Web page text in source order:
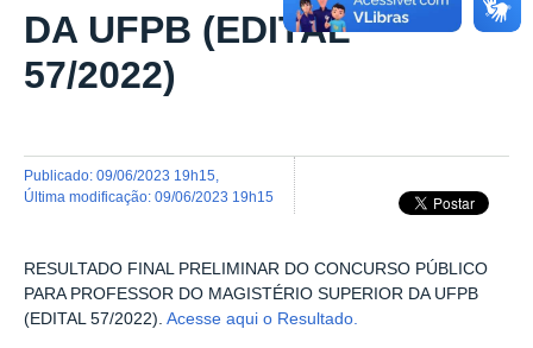
DA UFPB (EDITAL
57/2022)
publicado: 09/06/2023 19h15
última modificação: 09/06/2023 19h15
RESULTADO FINAL PRELIMINAR DO CONCURSO PÚBLICO
PARA PROFESSOR DO MAGISTÉRIO SUPERIOR DA UFPB
(EDITAL 57/2022). Acesse aqui o Resultado.